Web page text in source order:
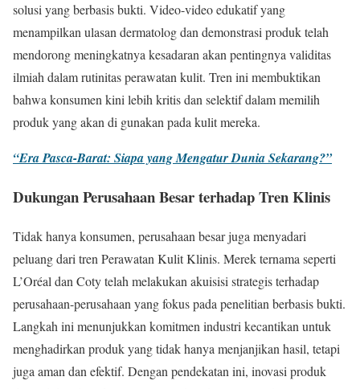
solusi yang berbasis bukti. Video-video edukatif yang
menampilkan ulasan dermatolog dan demonstrasi produk telah
mendorong meningkatnya kesadaran akan pentingnya validitas
ilmiah dalam rutinitas perawatan kulit. Tren ini membuktikan
bahwa konsumen kini lebih kritis dan selektif dalam memilih
produk yang akan di gunakan pada kulit mereka.
“Era Pasca-Barat: Siapa yang Mengatur Dunia Sekarang?”
Dukungan Perusahaan Besar terhadap Tren Klinis
Tidak hanya konsumen, perusahaan besar juga menyadari
peluang dari tren Perawatan Kulit Klinis. Merek ternama seperti
L’Oréal dan Coty telah melakukan akuisisi strategis terhadap
perusahaan-perusahaan yang fokus pada penelitian berbasis bukti.
Langkah ini menunjukkan komitmen industri kecantikan untuk
menghadirkan produk yang tidak hanya menjanjikan hasil, tetapi
juga aman dan efektif. Dengan pendekatan ini, inovasi produk